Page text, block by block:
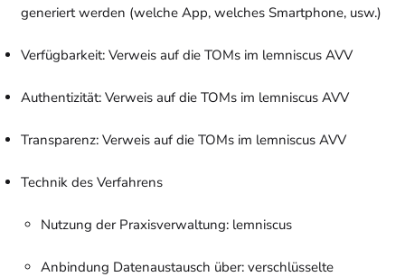
generiert werden (welche App, welches Smartphone, usw.)
Verfügbarkeit: Verweis auf die TOMs im lemniscus AVV
Authentizität: Verweis auf die TOMs im lemniscus AVV
Transparenz: Verweis auf die TOMs im lemniscus AVV
Technik des Verfahrens
Nutzung der Praxisverwaltung: lemniscus
Anbindung Datenaustausch über: verschlüsselte